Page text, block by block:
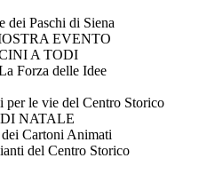
dei Paschi di Siena
EVENTO
A TODI
Forza delle Idee
le vie del Centro Storico
NATALE
Cartoni Animati
del Centro Storico